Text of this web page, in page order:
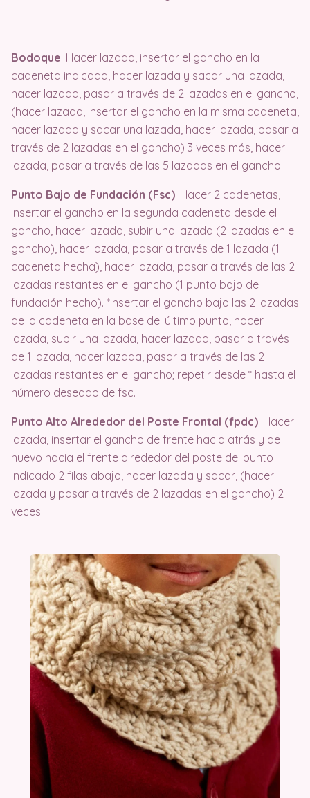
Bodoque: Hacer lazada, insertar el gancho en la
cadeneta indicada, hacer lazada y sacar una lazada,
hacer lazada, pasar a través de 2 lazadas en el gancho,
(hacer lazada, insertar el gancho en la misma cadeneta,
hacer lazada y sacar una lazada, hacer lazada, pasar a
través de 2 lazadas en el gancho) 3 veces más, hacer
lazada, pasar a través de las 5 lazadas en el gancho.
Punto Bajo de Fundación (Fsc): Hacer 2 cadenetas,
insertar el gancho en la segunda cadeneta desde el
gancho, hacer lazada, subir una lazada (2 lazadas en el
gancho), hacer lazada, pasar a través de 1 lazada (1
cadeneta hecha), hacer lazada, pasar a través de las 2
lazadas restantes en el gancho (1 punto bajo de
fundación hecho). *Insertar el gancho bajo las 2 lazadas
de la cadeneta en la base del último punto, hacer
lazada, subir una lazada, hacer lazada, pasar a través
de 1 lazada, hacer lazada, pasar a través de las 2
lazadas restantes en el gancho; repetir desde * hasta el
número deseado de fsc.
Punto Alto Alrededor del Poste Frontal (fpdc): Hacer
lazada, insertar el gancho de frente hacia atrás y de
nuevo hacia el frente alrededor del poste del punto
indicado 2 filas abajo, hacer lazada y sacar, (hacer
lazada y pasar a través de 2 lazadas en el gancho) 2
veces.